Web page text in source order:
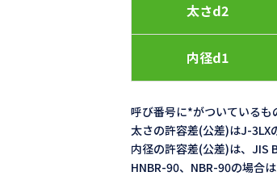
太さd2
内径d1
呼び番号に*がついているも
太さの許容差(公差)はJ-3LX
内径の許容差(公差)は、JIS
HNBR-90、NBR-90の場合